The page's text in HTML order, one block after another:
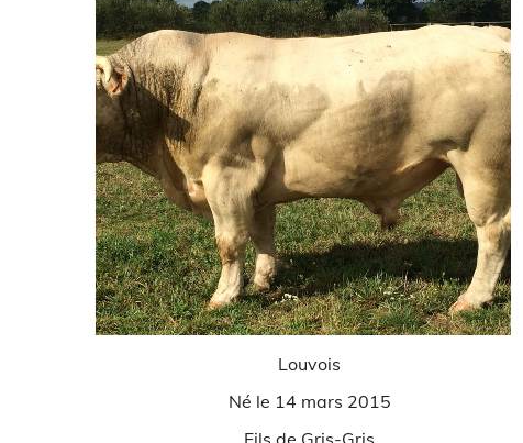
Louvois
Né le 14 mars 2015
Fils de Gris-Gris